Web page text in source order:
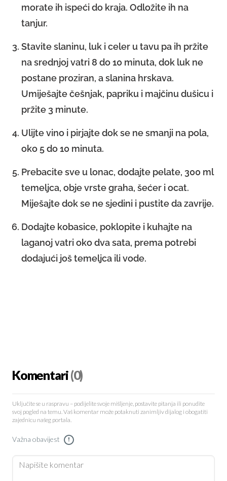
morate ih ispeći do kraja. Odložite ih na
tanjur.
Stavite slaninu, luk i celer u tavu pa ih pržite
na srednjoj vatri 8 do 10 minuta, dok luk ne
postane proziran, a slanina hrskava.
Umiješajte češnjak, papriku i majčinu dušicu i
pržite 3 minute.
Ulijte vino i pirjajte dok se ne smanji na pola,
oko 5 do 10 minuta.
Prebacite sve u lonac, dodajte pelate, 300 ml
temeljca, obje vrste graha, šećer i ocat.
Miješajte dok se ne sjedini i pustite da zavrije.
Dodajte kobasice, poklopite i kuhajte na
laganoj vatri oko dva sata, prema potrebi
dodajući još temeljca ili vode.
Komentari(0)
Uključite se u raspravu – podijelite svoje mišljenje, postavite pitanja ili ponudite
svoj pogled na temu. Vaš komentar može potaknuti zanimljiv dijalog i obogatiti
zajednicu našeg portala.
Važna obavijest !